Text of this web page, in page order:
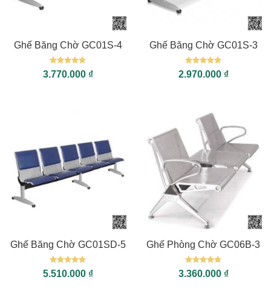
Ghế Băng Chờ GC01S-4
Được xếp
hạng55
3.770.000 ₫
Ghế Băng Chờ GC01S-3
Được xếp
hạng55
2.970.000 ₫
Ghế Băng Chờ GC01SD-5
Được xếp
hạng55
5.510.000 ₫
Ghế Phòng Chờ GC06B-3
Được xếp
hạng55
3.360.000 ₫